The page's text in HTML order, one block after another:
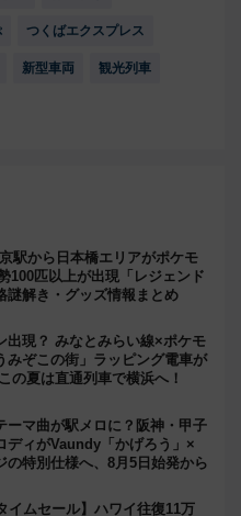
つくばエクスプレス
新型車両 観光列車
京駅から日本橋エリアがポケモ
100匹以上が出現「レジェンド
謎解き・グッズ情報まとめ
出現？ みなとみらい線×ポケモ
みぞこの街」ラッピング電車が
の夏は直通列車で横浜へ！
ーマ曲が駅メロに？阪神・甲子
ディがVaundy「かげろう」×
の特別仕様へ、8月5日始発から
イムセール】ハワイ往復11万